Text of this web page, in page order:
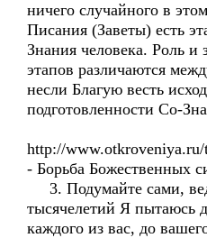
ничего случайного в
Писания (Заветы) есть
Знания человека. Роль и
этапов различаются
несли Благую весть
подготовленности Со-
http://
- Борьба Божественных
3. Подумайте сами,
тысячелетий Я пытаюсь
каждого из вас, до